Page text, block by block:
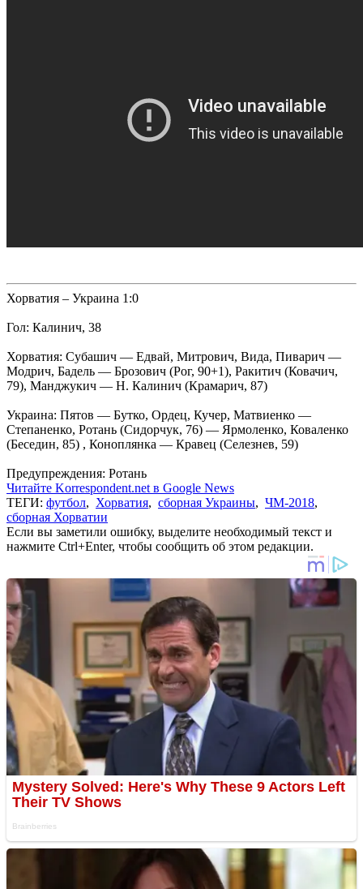
Хорватия – Украина 1:0
Гол: Калинич, 38
Хорватия: Субашич — Едвай, Митрович, Вида, Пиварич —
Модрич, Бадель — Брозович (Рог, 90+1), Ракитич (Ковачич,
79), Манджукич — Н. Калинич (Крамарич, 87)
Украина: Пятов — Бутко, Ордец, Кучер, Матвиенко —
Степаненко, Ротань (Сидорчук, 76) — Ярмоленко, Коваленко
(Беседин, 85) , Коноплянка — Кравец (Селезнев, 59)
Предупреждения: Ротань
Читайте Korrespondent.net в Google News
ТЕГИ: футбол, Хорватия, сборная Украины, ЧМ-2018,
сборная Хорватии
Если вы заметили ошибку, выделите необходимый текст и
нажмите Ctrl+Enter, чтобы сообщить об этом редакции.